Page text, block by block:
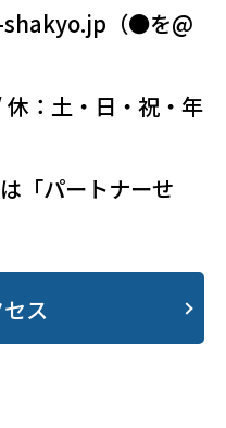
（●を@
：土・日・祝・年
「パートナーせ
ス